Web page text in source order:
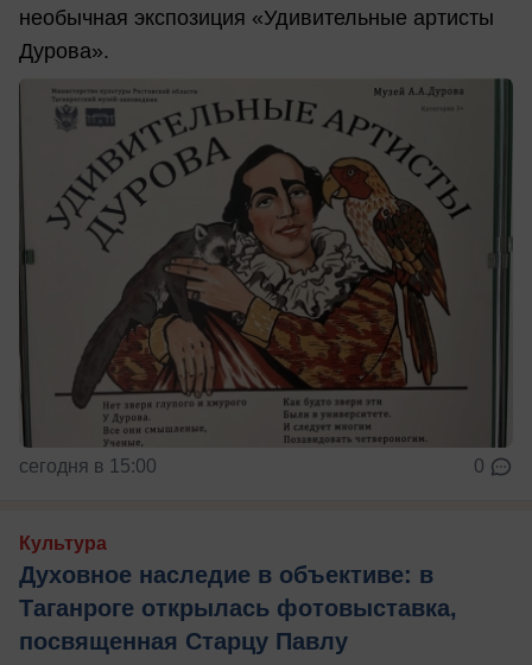
необычная экспозиция «Удивительные артисты
Дурова».
сегодня в 15:00 0
Культура
Духовное наследие в объективе: в
Таганроге открылась фотовыставка,
посвященная Старцу Павлу